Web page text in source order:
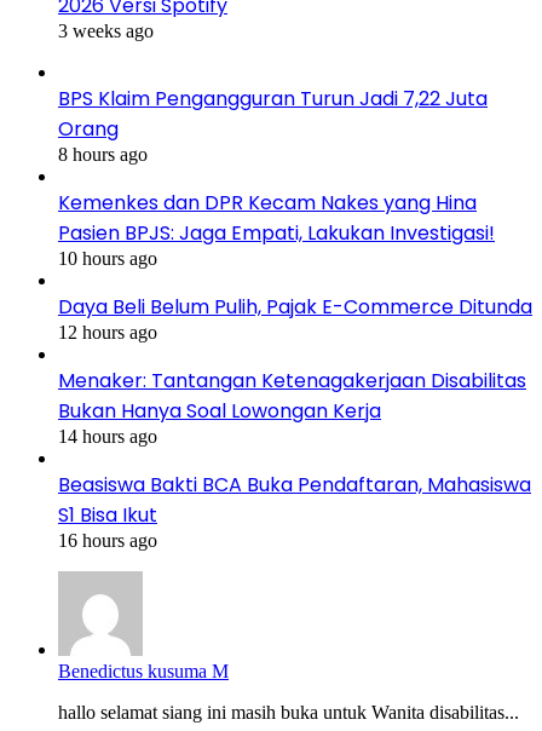
3 weeks ago
BPS Klaim Pengangguran Turun Jadi 7,22 Juta
Orang
8 hours ago
Kemenkes dan DPR Kecam Nakes yang Hina
Pasien BPJS: Jaga Empati, Lakukan Investigasi!
10 hours ago
Daya Beli Belum Pulih, Pajak E-Commerce Ditunda
12 hours ago
Menaker: Tantangan Ketenagakerjaan Disabilitas
Bukan Hanya Soal Lowongan Kerja
14 hours ago
Beasiswa Bakti BCA Buka Pendaftaran, Mahasiswa
S1 Bisa Ikut
16 hours ago
Benedictus kusuma M
hallo selamat siang ini masih buka untuk Wanita disabilitas...